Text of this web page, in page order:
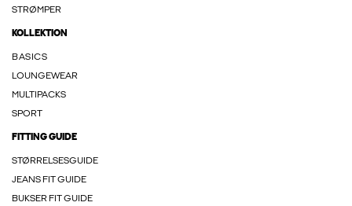
STRØMPER
KOLLEKTION
BASICS
LOUNGEWEAR
MULTIPACKS
SPORT
FITTING GUIDE
STØRRELSESGUIDE
JEANS FIT GUIDE
BUKSER FIT GUIDE